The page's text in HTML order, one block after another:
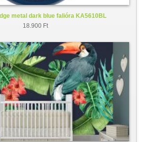
metal dark blue falióra KA5610BL
18.900 Ft